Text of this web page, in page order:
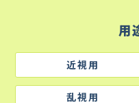
用
近視用
乱視用